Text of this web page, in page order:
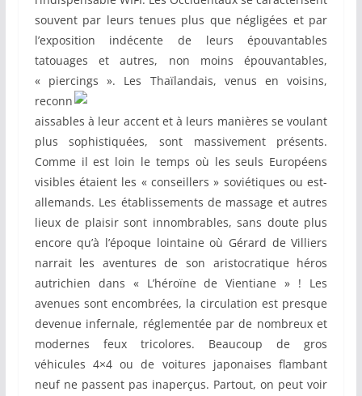
souvent par leurs tenues plus que négligées et par
l’exposition indécente de leurs épouvantables
tatouages et autres, non moins épouvantables,
« piercings ». Les Thaïlandais, venus en voisins,
reconn
aissables à leur accent et à leurs manières se voulant
plus sophistiquées, sont massivement présents.
Comme il est loin le temps où les seuls Européens
visibles étaient les « conseillers » soviétiques ou est-
allemands. Les établissements de massage et autres
lieux de plaisir sont innombrables, sans doute plus
encore qu’à l’époque lointaine où Gérard de Villiers
narrait les aventures de son aristocratique héros
autrichien dans « L’héroïne de Vientiane » ! Les
avenues sont encombrées, la circulation est presque
devenue infernale, réglementée par de nombreux et
modernes feux tricolores. Beaucoup de gros
véhicules 4×4 ou de voitures japonaises flambant
neuf ne passent pas inaperçus. Partout, on peut voir